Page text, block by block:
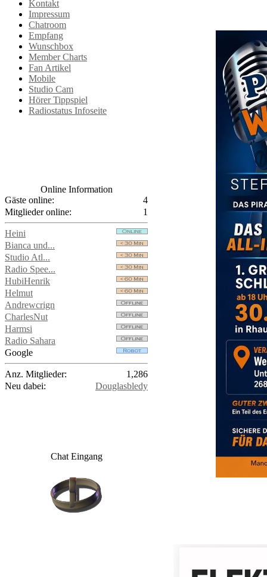
Kontakt
Impressum
Chatroom
Empfang
Wunschbox
Member Charts
Fan Artikel
Mobile
Studio Cam
Hörer Tippspiel
Radiostatus Infoseite
Online Information
Gäste online:
4
Mitglieder online:
1
Heini
Bianca und...
Studio Atl...
Radio Spee...
HubiHenrik
Helmut
Andrewcrign
CharlesNut
Harmsi
Radio Sahara
Google
Anz. Mitglieder:
1,286
Neu dabei:
Douglasbledy
Chat Eingang